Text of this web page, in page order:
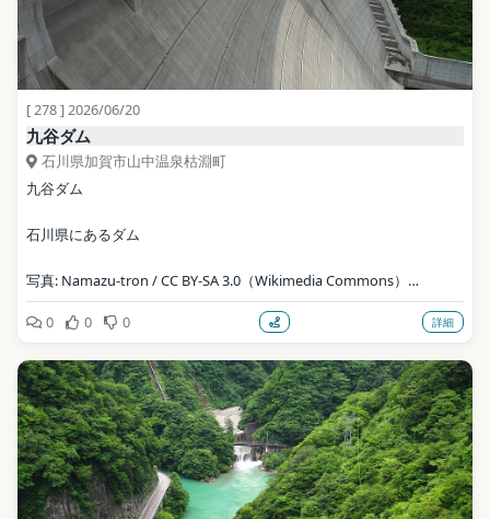
[ 278 ] 2026/06/20
九谷ダム
石川県加賀市山中温泉枯淵町
九谷ダム
石川県にあるダム
写真: Namazu-tron / CC BY-SA 3.0（Wikimedia Commons）
地点データ: Wikidata (CC0)
0 0 0 詳細